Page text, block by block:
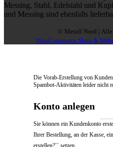
Messing, Stahl, Edelstahl und
und Messing sind ebenfalls
© Metall Nord | Alle
WooCommerce Shop &
Die Vorab-Erstellung von
Spambot-Aktivitäten leider nicht
Konto anlegen
Sie können ein Kundenkonto
Ihrer Bestellung, an der Kasse,
erstellen?`` setzen.